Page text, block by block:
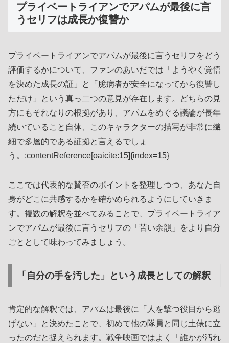
プライベートライアンでアパムが最後に言
うセリフは成長か復讐か
プライベートライアンでアパムが最後に言うセリフをどう
評価するかについて、ファンのあいだでは「ようやく覚悟
を決めた成長の証」と「臆病者が安全になってから復讐し
ただけ」という真っ二つの意見が存在します。どちらの見
方にもそれなりの根拠があり、アパムをめぐる議論が長年
続いていること自体、このキャラクターの描写が非常に繊
細で多層的である証拠と言えるでしょ
う。:contentReference[oaicite:15]{index=15}
ここでは代表的な賛否のポイントを整理しつつ、あなた自
身がどこに共感するかを確かめられるようにしていきま
す。複数の解釈を並べてみることで、プライベートライア
ンでアパムが最後に言うセリフの「苦い余韻」をより自分
ごととして味わってみましょう。
「自分の手を汚した」という成長としての解釈
肯定的な解釈では、アパムは最後に「人を撃つ役目から逃
げない」と決めたことで、初めて他の隊員と同じ土俵に立
ったのだと捉えられます。戦争映画ではよく「誰かが汚れ